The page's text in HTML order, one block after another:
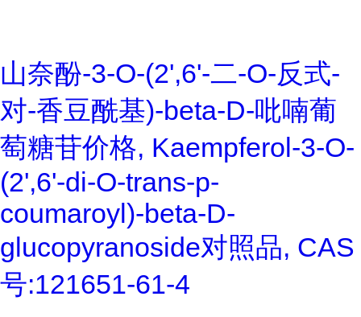
山奈酚-3-O-(2',6'-二-O-反式-
对-香豆酰基)-beta-D-吡喃葡
萄糖苷价格, Kaempferol-3-O-
(2',6'-di-O-trans-p-
coumaroyl)-beta-D-
glucopyranoside对照品, CAS
号:121651-61-4